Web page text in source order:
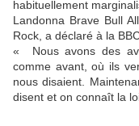
habituellement
Landonna Brave Bull
Rock, a déclaré à la
« Nous avons des
comme avant, où ils
nous disaient.
disent et on connaît la